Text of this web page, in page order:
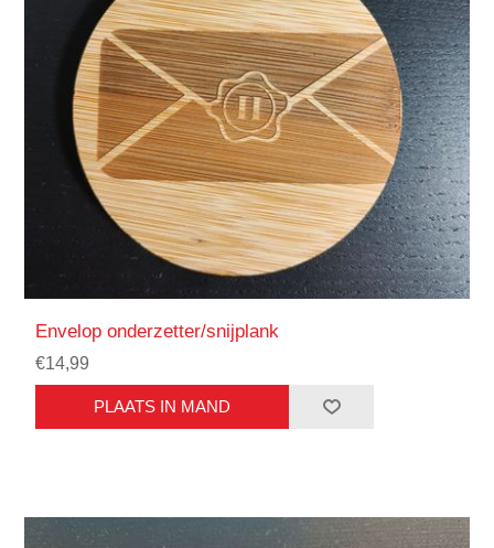
Envelop onderzetter/snijplank
€14,99